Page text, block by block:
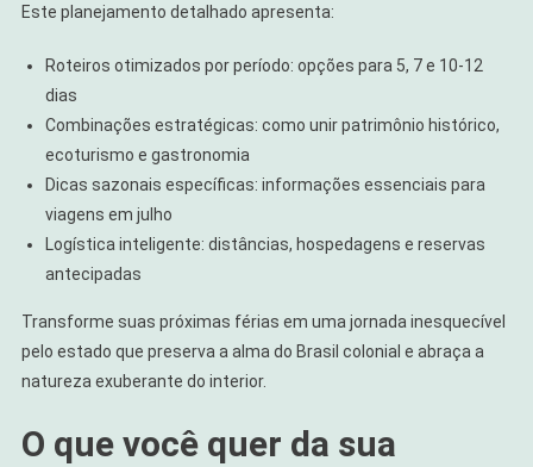
Este planejamento detalhado apresenta:
Roteiros otimizados por período: opções para 5, 7 e 10-12
dias
Combinações estratégicas: como unir patrimônio histórico,
ecoturismo e gastronomia
Dicas sazonais específicas: informações essenciais para
viagens em julho
Logística inteligente: distâncias, hospedagens e reservas
antecipadas
Transforme suas próximas férias em uma jornada inesquecível
pelo estado que preserva a alma do Brasil colonial e abraça a
natureza exuberante do interior.
O que você quer da sua